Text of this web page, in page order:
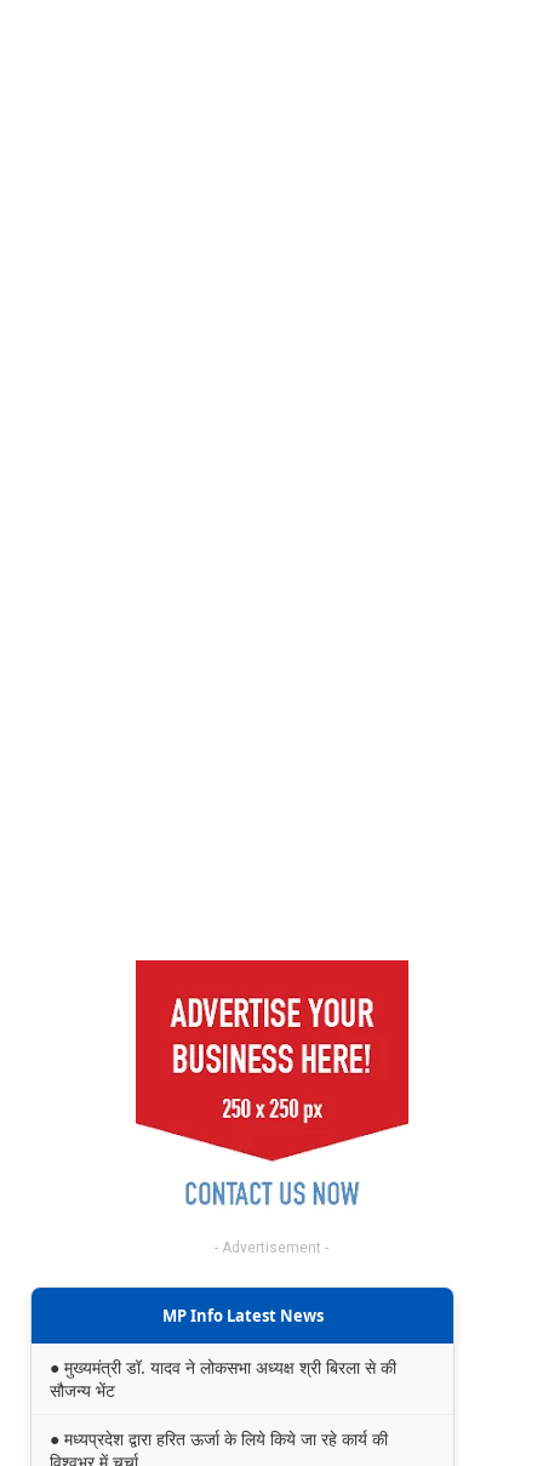
- Advertisement -
MP Info Latest News
● मुख्यमंत्री डॉ. यादव ने लोकसभा अध्यक्ष श्री बिरला से की
सौजन्य भेंट
● मध्यप्रदेश द्वारा हरित ऊर्जा के लिये किये जा रहे कार्य की
विश्वभर में चर्चा